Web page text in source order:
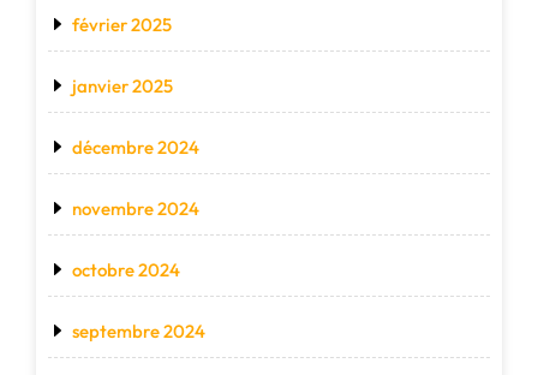
février 2025
janvier 2025
décembre 2024
novembre 2024
octobre 2024
septembre 2024